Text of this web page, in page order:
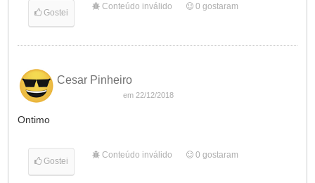
Gostei
Conteúdo inválido 0 gostaram
Cesar Pinheiro
em 22/12/2018
Ontimo
Gostei
Conteúdo inválido 0 gostaram